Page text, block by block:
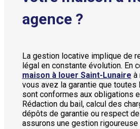
agence ?
La gestion locative implique de
légal en constante évolution. En
maison à louer Saint-Lunaire à
vous avez la garantie que toutes
sont conformes aux obligations
Rédaction du bail, calcul des
dépôts de garantie ou respect
assurons une gestion